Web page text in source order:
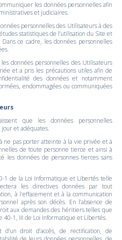
les données personnelles afin
et judiciaires.
personnelles des Utilisateurs à des
statistiques de l’utilisation du Site et
ce cadre, les données personnelles
données personnelles des Utilisateurs
et a pris les précautions utiles afin de
des données et notamment
endommagées ou communiquées
que les données personnelles
et adéquates.
ne pas porter atteinte à la vie privée et à
de toute personne tierce et ainsi à
les données de personnes tierces sans
1 de la Loi Informatique et Libertés telle
les directives données par tout
à l'effacement et à la communication
après son décès. En l’absence de
aux demandes des héritiers telles que
40-1, III de Loi Informatique et Libertés.
droit d’accès, de rectification, de